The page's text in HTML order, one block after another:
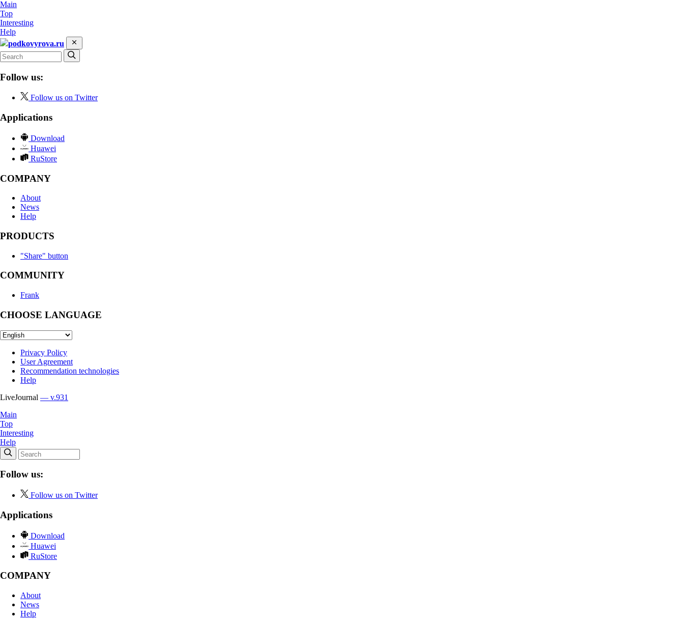
Main
Top
Interesting
Help
podkovyrova.ru
Follow us:
Follow us on Twitter
Applications
Download
Huawei
RuStore
COMPANY
About
News
Help
PRODUCTS
"Share" button
COMMUNITY
Frank
CHOOSE LANGUAGE
Privacy Policy
User Agreement
Recommendation technologies
Help
LiveJournal — v.931
Main
Top
Interesting
Help
Follow us:
Follow us on Twitter
Applications
Download
Huawei
RuStore
COMPANY
About
News
Help